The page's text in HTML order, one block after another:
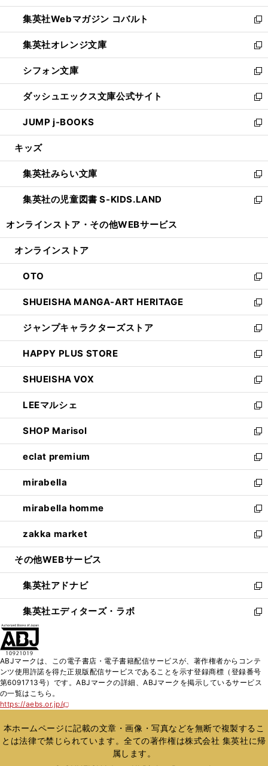
開
く
ウ
で
開
く
ン
ド
ウ
で
開
く
ウ
ィ
ン
ド
ウ
で
開
く
集英社Webマガジン コバルト
新
し
い
ウ
ィ
ン
ド
ウ
で
開
集英社オレンジ文庫
新
し
い
ウ
ィ
ン
ド
ウ
開
く
シフォン文庫
新
し
い
ウ
ィ
ン
ウ
で
開
く
ダッシュエックス文庫公式サイト
新
し
い
ウ
ン
ド
ウ
で
JUMP j-BOOKS
新
し
ウ
ィ
ン
ド
開
キッズ
集英社みらい文庫
新
し
い
ン
ウ
で
開
く
集英社の児童図書 S-KIDS.LAND
新
ウ
ン
ド
ウ
で
開
く
オンラインストア・ その他WEBサービス
オンラインストア
OTO
新
し
い
ウ
ィ
ン
ド
ウ
で
開
く
SHUEISHA MANGA-ART HERITAGE
新
し
い
ウ
ィ
ン
ド
ウ
で
開
く
ジャンプキャラクターズストア
新
し
い
ウ
ィ
ン
ド
ウ
で
開
く
HAPPY PLUS STORE
新
し
い
ウ
ィ
ン
ド
ウ
で
開
く
SHUEISHA VOX
新
し
い
ウ
ィ
ン
ド
ウ
で
開
く
LEEマルシェ
新
し
い
ウ
ィ
ン
ド
ウ
で
開
く
SHOP Marisol
新
し
い
ウ
ィ
ン
ド
ウ
で
開
eclat premium
新
し
い
ウ
ィ
ン
ド
ウ
開
く
mirabella
新
し
い
ウ
ィ
ン
ウ
で
開
く
mirabella homme
新
し
い
ウ
ン
ド
ウ
で
zakka market
新
し
ウ
ィ
ン
ド
く
その他WEBサービス
集英社アドナビ
新
し
い
ド
ウ
で
集英社エディターズ・ラボ
新
ィ
ン
開
く
ABJマークは、この電子書店・電子書籍配信サービスが、著作権者からコンテ
ンツ使用許諾を得た正規版配信サービスであることを示す登録商標（登録番号
第6091713号）です。ABJマークの詳細、ABJマークを掲示しているサービス
の一覧はこちら。
https://aebs.or.jp/
新
い
ウ
ィ
本ホームページに記載の文章・画像・写真などを無断で複製するこ
とは法律で禁じられています。全ての著作権は株式会社 集英社に帰
属します。